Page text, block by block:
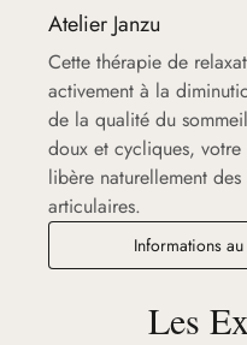
Atelier Janzu
Cette thérapie de
activement à la
de la qualité du
doux et cycliques,
libère naturellement
articulaires.
Informations
Les